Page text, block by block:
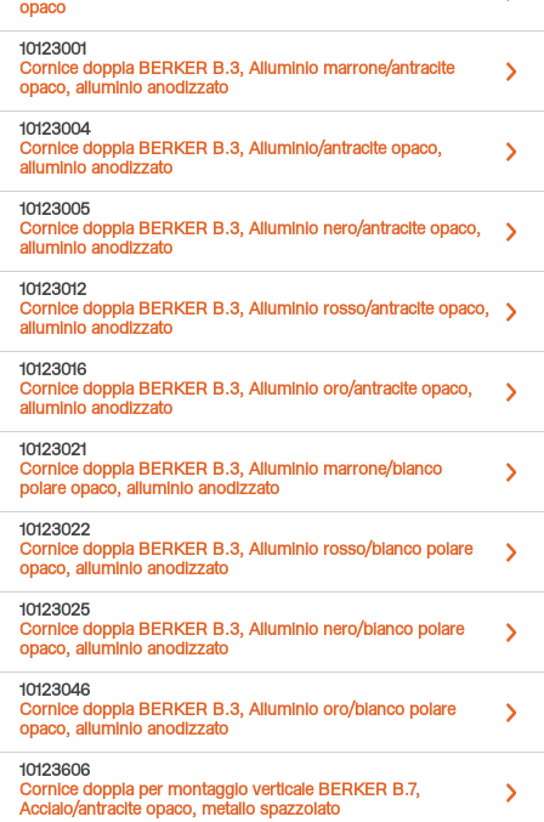
opaco
10123001
Cornice doppia BERKER B.3, Alluminio marrone/antracite
opaco, alluminio anodizzato
10123004
Cornice doppia BERKER B.3, Alluminio/antracite opaco,
alluminio anodizzato
10123005
Cornice doppia BERKER B.3, Alluminio nero/antracite opaco,
alluminio anodizzato
10123012
Cornice doppia BERKER B.3, Alluminio rosso/antracite opaco,
alluminio anodizzato
10123016
Cornice doppia BERKER B.3, Alluminio oro/antracite opaco,
alluminio anodizzato
10123021
Cornice doppia BERKER B.3, Alluminio marrone/bianco
polare opaco, alluminio anodizzato
10123022
Cornice doppia BERKER B.3, Alluminio rosso/bianco polare
opaco, alluminio anodizzato
10123025
Cornice doppia BERKER B.3, Alluminio nero/bianco polare
opaco, alluminio anodizzato
10123046
Cornice doppia BERKER B.3, Alluminio oro/bianco polare
opaco, alluminio anodizzato
10123606
Cornice doppia per montaggio verticale BERKER B.7,
Acciaio/antracite opaco, metallo spazzolato